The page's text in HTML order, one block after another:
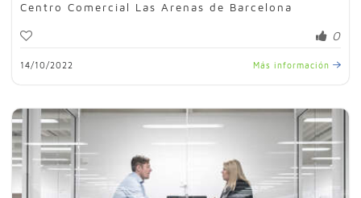
Centro Comercial Las Arenas de Barcelona
0
14/10/2022 Más información